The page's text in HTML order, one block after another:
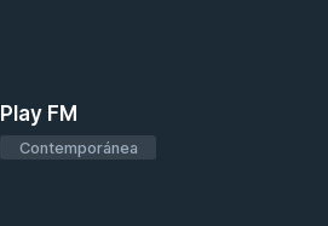
Play FM
Contemporánea